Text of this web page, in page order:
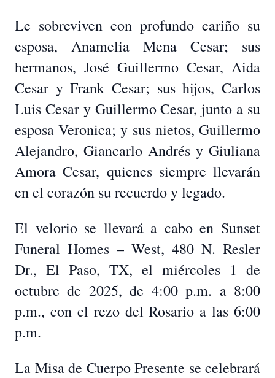
Le sobreviven con profundo cariño su
esposa, Anamelia Mena Cesar; sus
hermanos, José Guillermo Cesar, Aida
Cesar y Frank Cesar; sus hijos, Carlos
Luis Cesar y Guillermo Cesar, junto a su
esposa Veronica; y sus nietos, Guillermo
Alejandro, Giancarlo Andrés y Giuliana
Amora Cesar, quienes siempre llevarán
en el corazón su recuerdo y legado.
El velorio se llevará a cabo en Sunset
Funeral Homes – West, 480 N. Resler
Dr., El Paso, TX, el miércoles 1 de
octubre de 2025, de 4:00 p.m. a 8:00
p.m., con el rezo del Rosario a las 6:00
p.m.
La Misa de Cuerpo Presente se celebrará